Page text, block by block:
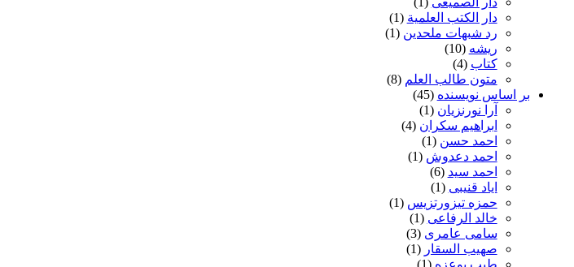
دار الکتب العلمیة (1)
رد شبهات ملحدین (1)
ریشه (10)
کتاب (4)
متون طالب العلم (8)
بر اساس نویسنده (45)
آرا نورنزیان (1)
ابراهیم سکران (4)
احمد حسن (1)
احمد دعدوش (1)
احمد سید (6)
ایاد قنیبی (1)
حمزه تیزورتزیس (1)
خالد الرفاعی (1)
سامی عامری (3)
صهیب السقار (1)